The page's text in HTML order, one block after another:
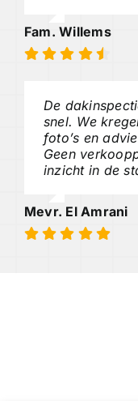
Fam. Willems
De
snel. We
foto’s en
Geen
inzicht in de
Mevr. El Amrani